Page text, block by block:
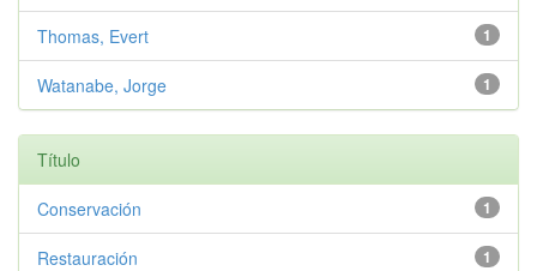
1
Thomas, Evert
1
Watanabe, Jorge
Título
1
Conservación
1
Restauración